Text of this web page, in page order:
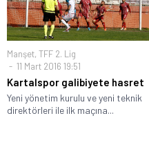
Manşet, TFF 2. Lig
11 Mart 2016 19:51
Kartalspor galibiyete hasret
Yeni yönetim kurulu ve yeni teknik
direktörleri ile ilk maçına...